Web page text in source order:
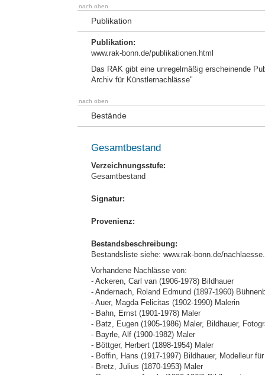
nach oben
Publikation
Publikation:
www.rak-bonn.de/publikationen.html
Das RAK gibt eine unregelmäßig erscheinende
Archiv für Künstlernachlässe"
nach oben
Bestände
Gesamtbestand
Verzeichnungsstufe:
Gesamtbestand
Signatur:
Provenienz:
Bestandsbeschreibung:
Bestandsliste siehe: www.rak-bonn.de/
Vorhandene Nachlässe von:
- Ackeren, Carl van (1906-1978) Bildhauer
- Andernach, Roland Edmund (1897-1960)
- Auer, Magda Felicitas (1902-1990) Malerin
- Bahn, Ernst (1901-1978) Maler
- Batz, Eugen (1905-1986) Maler, Bildhauer,
- Bayrle, Alf (1900-1982) Maler
- Böttger, Herbert (1898-1954) Maler
- Boffin, Hans (1917-1997) Bildhauer, Modelleur
- Bretz, Julius (1870-1953) Maler